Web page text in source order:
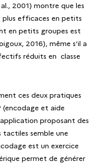
2001) montre que les
efficaces en petits
en petits groupes est
2016), même s’il a
réduits en classe
ces deux pratiques
(encodage et aide
proposant des
tactiles semble une
est un exercice
permet de générer